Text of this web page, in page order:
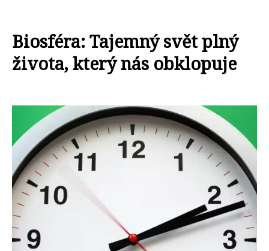
Biosféra: Tajemný svět plný
života, který nás obklopuje